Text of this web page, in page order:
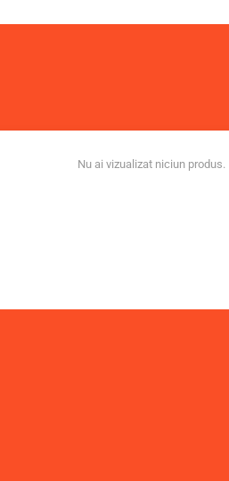
Nu ai vizualizat niciun produs.